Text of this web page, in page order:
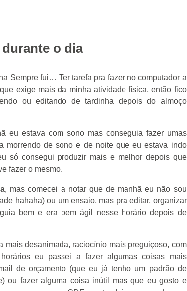
o dia
Sempre fui… Ter tarefa pra fazer no computador a
exige mais da minha atividade física, então fico
ou editando de tardinha depois do almoço
eu estava com sono mas conseguia fazer umas
morrendo de sono e de noite que eu estava indo
só consegui produzir mais e melhor depois que
fazer o mesmo.
, mas comecei a notar que de manhã eu não sou
hahaha) ou um ensaio, mas pra editar, organizar
bem e era bem ágil nesse horário depois de
mais desanimada, raciocínio mais preguiçoso, com
eu passei a fazer algumas coisas mais
de orçamento (que eu já tenho um padrão de
ou fazer alguma coisa inútil mas que eu gosto e